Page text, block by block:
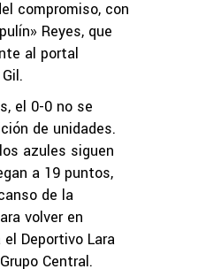
compromiso, con
Reyes, que
al portal
el 0-0 no se
de unidades.
azules siguen
a 19 puntos,
de la
volver en
Deportivo Lara
Central.